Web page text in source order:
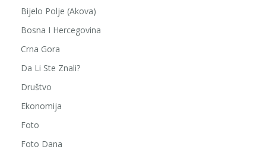
Bijelo Polje (Akova)
Bosna I Hercegovina
Crna Gora
Da Li Ste Znali?
Društvo
Ekonomija
Foto
Foto Dana